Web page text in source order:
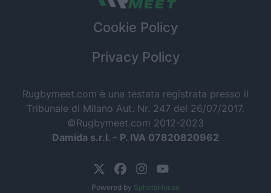
Cookie Policy
Privacy Policy
Rugbymeet.com è una testata registrata presso il
Tribunale di Milano Aut. Nr. 247 del 26/07/2017.
©Rugbymeet.com 2012-2023
Damida s.r.l. - P. IVA 07820820962
Powered by SpheraHouse